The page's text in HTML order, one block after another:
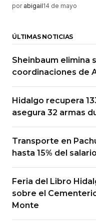
por abigail14 de mayo
ÚLTIMAS NOTICIAS
Sheinbaum elimina
coordinaciones de
Hidalgo recupera
asegura 32 armas
Transporte en
hasta 15% del
Feria del Libro
sobre el
Monte